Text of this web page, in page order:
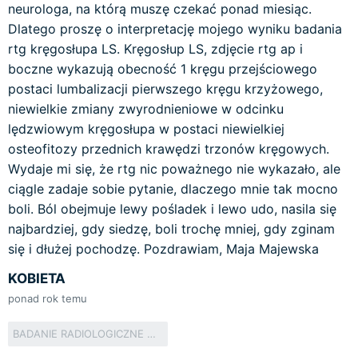
neurologa, na którą muszę czekać ponad miesiąc.
Dlatego proszę o interpretację mojego wyniku badania
rtg kręgosłupa LS. Kręgosłup LS, zdjęcie rtg ap i
boczne wykazują obecność 1 kręgu przejściowego
postaci lumbalizacji pierwszego kręgu krzyżowego,
niewielkie zmiany zwyrodnieniowe w odcinku
lędzwiowym kręgosłupa w postaci niewielkiej
osteofitozy przednich krawędzi trzonów kręgowych.
Wydaje mi się, że rtg nic poważnego nie wykazało, ale
ciągle zadaje sobie pytanie, dlaczego mnie tak mocno
boli. Ból obejmuje lewy pośladek i lewo udo, nasila się
najbardziej, gdy siedzę, boli trochę mniej, gdy zginam
się i dłużej pochodzę. Pozdrawiam, Maja Majewska
KOBIETA
ponad rok temu
BADANIE RADIOLOGICZNE W ORTOPEDII I TRAUMATOLOGII